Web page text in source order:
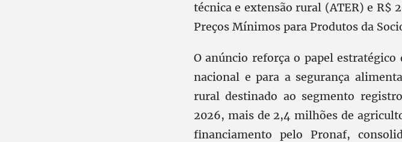
técnica e extensão rural (ATER) e R$
Preços Mínimos para Produtos da
O anúncio reforça o papel
nacional e para a segurança
rural destinado ao segmento
2026, mais de 2,4 milhões de
financiamento pelo Pronaf,